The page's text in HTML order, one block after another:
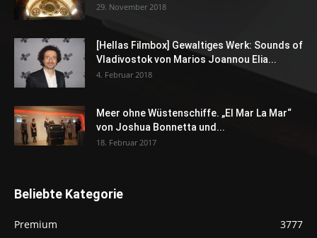
29. November 2018
[Hellas Filmbox] Gewaltiges Werk: Sounds of
Vladivostok von Marios Joannou Elia...
4. Februar 2018
Meer ohne Wüstenschiffe. „El Mar La Mar“
von Joshua Bonnetta und...
18. Februar 2017
Beliebte Kategorie
Premium
3777